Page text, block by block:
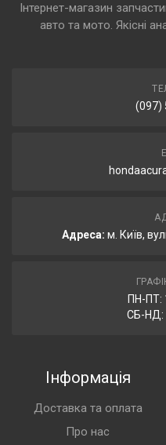
Інтернет-магазин
авто та мото. Якісні
(097)
Адреса: м. Київ,
ПН-ПТ:
СБ-НД:
Інформація
Доставка та оплата
Про нас